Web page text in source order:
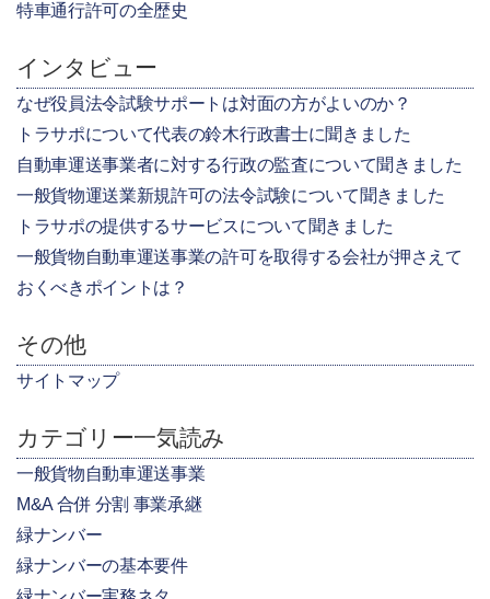
特車通行許可の全歴史
インタビュー
なぜ役員法令試験サポートは対面の方がよいのか？
トラサポについて代表の鈴木行政書士に聞きました
自動車運送事業者に対する行政の監査について聞きました
一般貨物運送業新規許可の法令試験について聞きました
トラサポの提供するサービスについて聞きました
一般貨物自動車運送事業の許可を取得する会社が押さえて
おくべきポイントは？
その他
サイトマップ
カテゴリー一気読み
一般貨物自動車運送事業
M&A 合併 分割 事業承継
緑ナンバー
緑ナンバーの基本要件